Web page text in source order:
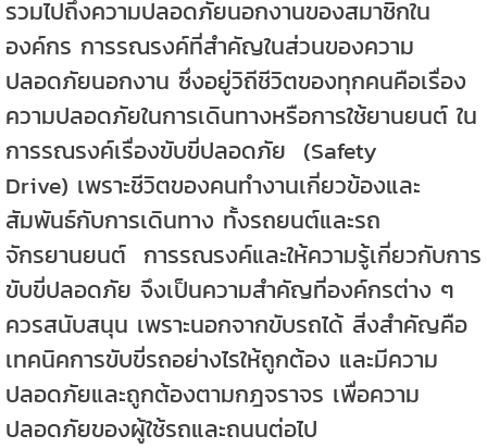
รวมไปถึงความปลอดภัยนอกงานของสมาชิกใน
องค์กร การรณรงค์ที่สำคัญในส่วนของความ
ปลอดภัยนอกงาน ซึ่งอยู่วิถีชีวิตของทุกคนคือเรื่อง
ความปลอดภัยในการเดินทางหรือการใช้ยานยนต์ ใน
การรณรงค์เรื่องขับขี่ปลอดภัย (Safety
Drive) เพราะชีวิตของคนทำงานเกี่ยวข้องและ
สัมพันธ์กับการเดินทาง ทั้งรถยนต์และรถ
จักรยานยนต์ การรณรงค์และให้ความรู้เกี่ยวกับการ
ขับขี่ปลอดภัย จึงเป็นความสำคัญที่องค์กรต่าง ๆ
ควรสนับสนุน เพราะนอกจากขับรถได้ สิ่งสำคัญคือ
เทคนิคการขับขี่รถอย่างไรให้ถูกต้อง และมีความ
ปลอดภัยและถูกต้องตามกฎจราจร เพื่อความ
ปลอดภัยของผู้ใช้รถและถนนต่อไป